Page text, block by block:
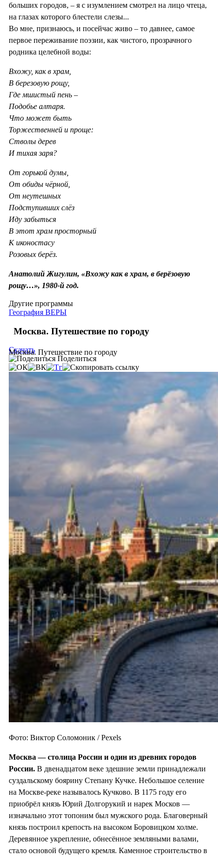
больших городов, – я с изумлением смотрел на лицо чтеца,
на глазах которого блестели слезы...
Во мне, признаюсь, и посейчас живо – то давнее, самое
первое переживание поэзии, как чистого, прозрачного
родника целебной воды:
Вхожу, как в храм,
В березовую рощу,
Где мшистый пень –
Подобье алтаря.
Что может быть
Торжественней и проще:
Стволы дерев
И тихая заря?
От горькой думы,
От обиды чёрной,
От неутешных
Подступивших слёз
Иду забыться
В этот храм просторный
К иконостасу
Розовых берёз.
Анатолий Жигулин, «Вхожу как в храм, в берёзовую
рощу…», 1980-й год.
Другие программы
География ВЕРЫ
Москва. Путешествие по городу
Москва. Путешествие по городу
Скачать
Поделиться
Фото: Виктор Соломоник / Pexels
Москва — столица России и один из древних городов
России. В двенадцатом веке здешние земли принадлежали
суздальскому боярину Степану Кучке. Небольшое селение
на Москве-реке называлось Кучково. В 1175 году его
приобрёл князь Юрий Долгорукий и нарек Москов —
изначально этот топоним был мужского рода. Благоверный
князь построил крепость на высоком Боровицком холме.
Деревянное укрепление, обнесённое земляными валами,
стало основой будущего кремля. Каменное строительство в